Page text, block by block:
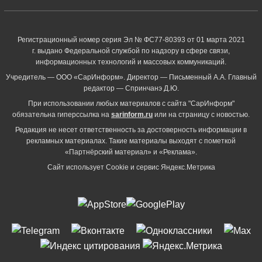
Регистрационный номер серия Эл № ФС77-80393 от 01 марта 2021
г. выдано Федеральной службой по надзору в сфере связи,
информационных технологий и массовых коммуникаций.
Учредитель — ООО «СарИнформ». Директор — Письменный А.А. Главный
редактор — Спринчанэ Д.Ю.
При использовании любых материалов с сайта "СарИнформ"
обязательна гиперссылка на sarinform.ru или на страницу с новостью.
Редакция не несет ответственность за достоверность информации в
рекламных материалах. Такие материалы выходят с пометкой
«Партнёрский материал» и «Реклама».
Сайт использует Cookie и сервиc Яндекс.Метрика